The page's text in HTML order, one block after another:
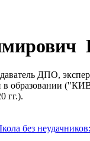
ДПО,
в образовании
гг.).
без